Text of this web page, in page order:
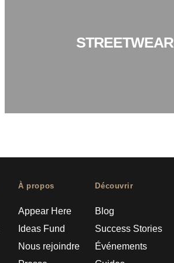
STREETWEAR
À propos
Appear Here
Ideas Fund
Nous rejoindre
Découvrir
Blog
Success Stories
Événements